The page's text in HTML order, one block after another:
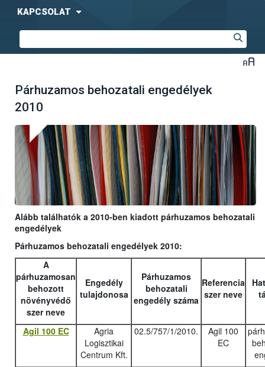
KAPCSOLAT
Párhuzamos behozatali engedélyek
2010
Alább találhatók a 2010-ben kiadott párhuzamos behozatali
engedélyek
Párhuzamos behozatali engedélyek 2010:
A
párhuzamosan
behozott
növényvédő
szer neve
Engedély
tulajdonosa
Párhuzamos
behozatali
engedély száma
Referencia
szer neve
Agil 100 EC
Agria
Logisztikai
Centrum Kft.
02.5/757/1/2010.
Agil 100
EC